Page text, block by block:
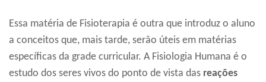
Essa matéria de Fisioterapia é outra que introduz o aluno
a conceitos que, mais tarde, serão úteis em matérias
específicas da grade curricular. A Fisiologia Humana é o
estudo dos seres vivos do ponto de vista das reações